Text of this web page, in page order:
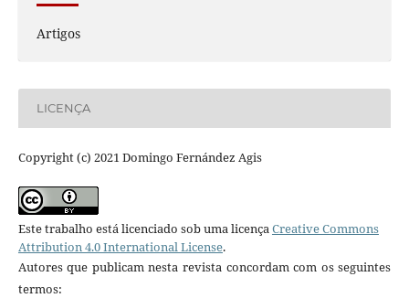
Artigos
LICENÇA
Copyright (c) 2021 Domingo Fernández Agis
Este trabalho está licenciado sob uma licençaCreative Commons
Attribution 4.0 International License.
Autores que publicam nesta revista concordam com os seguintes
termos: